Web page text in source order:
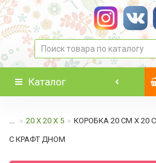
Каталог
... 20 Х 20 Х 5 КОРОБКА 20 СМ Х 20
C КРАФТ ДНОМ